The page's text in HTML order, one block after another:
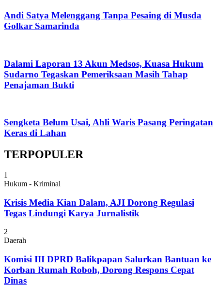
Andi Satya Melenggang Tanpa Pesaing di Musda
Golkar Samarinda
Dalami Laporan 13 Akun Medsos, Kuasa Hukum
Sudarno Tegaskan Pemeriksaan Masih Tahap
Penajaman Bukti
Sengketa Belum Usai, Ahli Waris Pasang Peringatan
Keras di Lahan
TERPOPULER
1
Hukum - Kriminal
Krisis Media Kian Dalam, AJI Dorong Regulasi
Tegas Lindungi Karya Jurnalistik
2
Daerah
Komisi III DPRD Balikpapan Salurkan Bantuan ke
Korban Rumah Roboh, Dorong Respons Cepat
Dinas